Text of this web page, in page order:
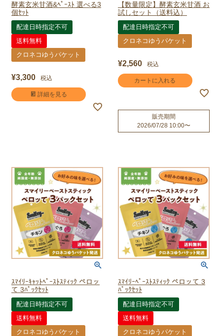
酵素玄米甘酒&ﾍﾟｰｽﾄ 選べる3
個ｾｯﾄ
配達日時指定不可
送料無料
クロネコゆうパケット
¥3,300 税込
詳細を見る
【数量限定】酵素玄米甘酒 お
試しセット（送料込）
配達日時指定不可
クロネコゆうパケット
¥2,560 税込
カートに入れる
販売期間
2026/07/28 10:00〜
ｽﾏｲﾘｰｷｬｯﾄﾍﾟｰｽﾄｽﾃｨｯｸ ペロッ
て 3ﾊﾟｯｸｾｯﾄ
配達日時指定不可
送料無料
クロネコゆうパケット
ｽﾏｲﾘｰﾍﾟｰｽﾄｽﾃｨｯｸ ペロッて 3
ﾊﾟｯｸｾｯﾄ
配達日時指定不可
送料無料
クロネコゆうパケット